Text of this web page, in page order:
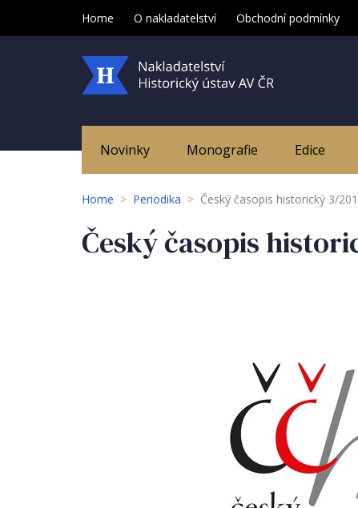
Home O nakladatelství Obchodní podmínky
Novinky Monografie Edice
Home > Periodika > Český časopis historický 3/
Český časopis